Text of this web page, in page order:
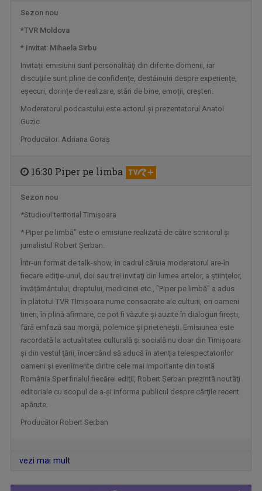
INTRARE LIBERĂ
„Intrare liberă” este un magazin cultural ...
Sub sloganul „Să știm. Să fim”, „Jurnalul ...
EDIŢIE LIMITATĂ
De la literatură la muzică, de la ...
Sezon nou
*TVR Moldova
* Invitat: Mihaela Sirbu
Invitaţii emisiunii sunt personalităţi din diferite domenii, iar
discuţiile sunt pline de confidențe, destăinuiri despre experiențe,
eșecuri, dorințe de realizare, stări de bine, emoții, creșteri.
Moderatorul podcastului este actorul şi prezentatorul Anatol
Guzic.
Producător: Adriana Goraș
16:30 Piper pe limba
Sezon nou
*Studioul teritorial Timişoara
* Piper pe limbă" este o emisiune realizată de către scriitorul și
jurnalistul Robert Șerban.
Într-un format de talk-show, în cadrul căruia moderatorul are-în
fiecare ediţie-unul, doi sau trei invitaţi din lumea artelor, a ştiinţelor,
învăţământului, dreptului, medicinei etc., "Piper pe limbă" a adus
în platotul TVR TImișoara nume consacrate ale culturii, ori oameni
tineri, în plină afirmare, ce pot fi văzute şi auzite în dialoguri firești,
fără emfază sau morgă, polemice și prietenești. Emisiunea este
racordată la actualitatea culturală şi socială nu doar din Timişoara
şi din vestul ţării, încercând să aducă în atenţia telespectatorilor
oameni şi evenimente dintre cele mai importante din toată
România.Sper finalul fiecărei ediţii, Robert Şerban prezintă noutăţi
editoriale cu scopul de a-şi informa publicul despre cărţile recent
apărute.
Producător Robert Serban
vezi mai mult